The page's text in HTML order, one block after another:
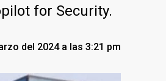
for Security.
del 2024 a las 3:21 pm